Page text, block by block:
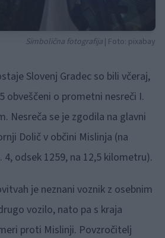
Simbolična fotografija | Foto: pixabay
Slovenj Gradec so bili včeraj,
obveščeni o prometni nesreči I.
Nesreča se je zgodila na glavni
Dolič v občini Mislinja (na
odsek 1259, na 12,5 kilometru).
je neznani voznik z osebnim
vozilo, nato pa s kraja
proti Mislinji. Povzročitelj